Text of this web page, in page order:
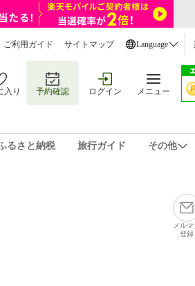
ご利用ガイド サイトマップ Language
入り 予約確認 ログイン メニュー
るさと納税 旅行ガイド その他
メル
登録